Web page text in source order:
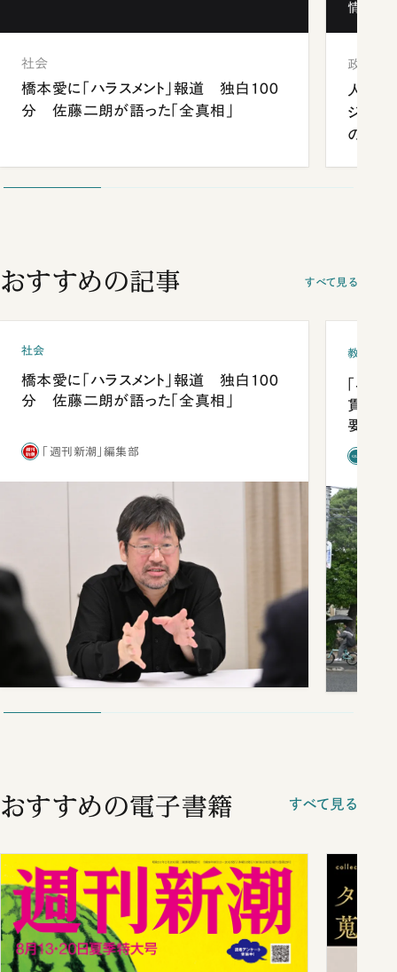
社会
橋本愛に「ハラスメント」報道 独白100
分 佐藤二朗が語った「全真相」
情報局」
政治
人事、
ジェン
の難題
おすすめの記事 すべて見る
社会
橋本愛に「ハラスメント」報道 独白100
分 佐藤二朗が語った「全真相」
「週刊新潮」編集部
教育
「早
貫校へ
要だっ
おすすめの電子書籍 すべて見る